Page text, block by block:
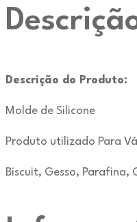
Descrição do Produto:
Molde de Silicone
Produto utilizado Para
Biscuit, Gesso,